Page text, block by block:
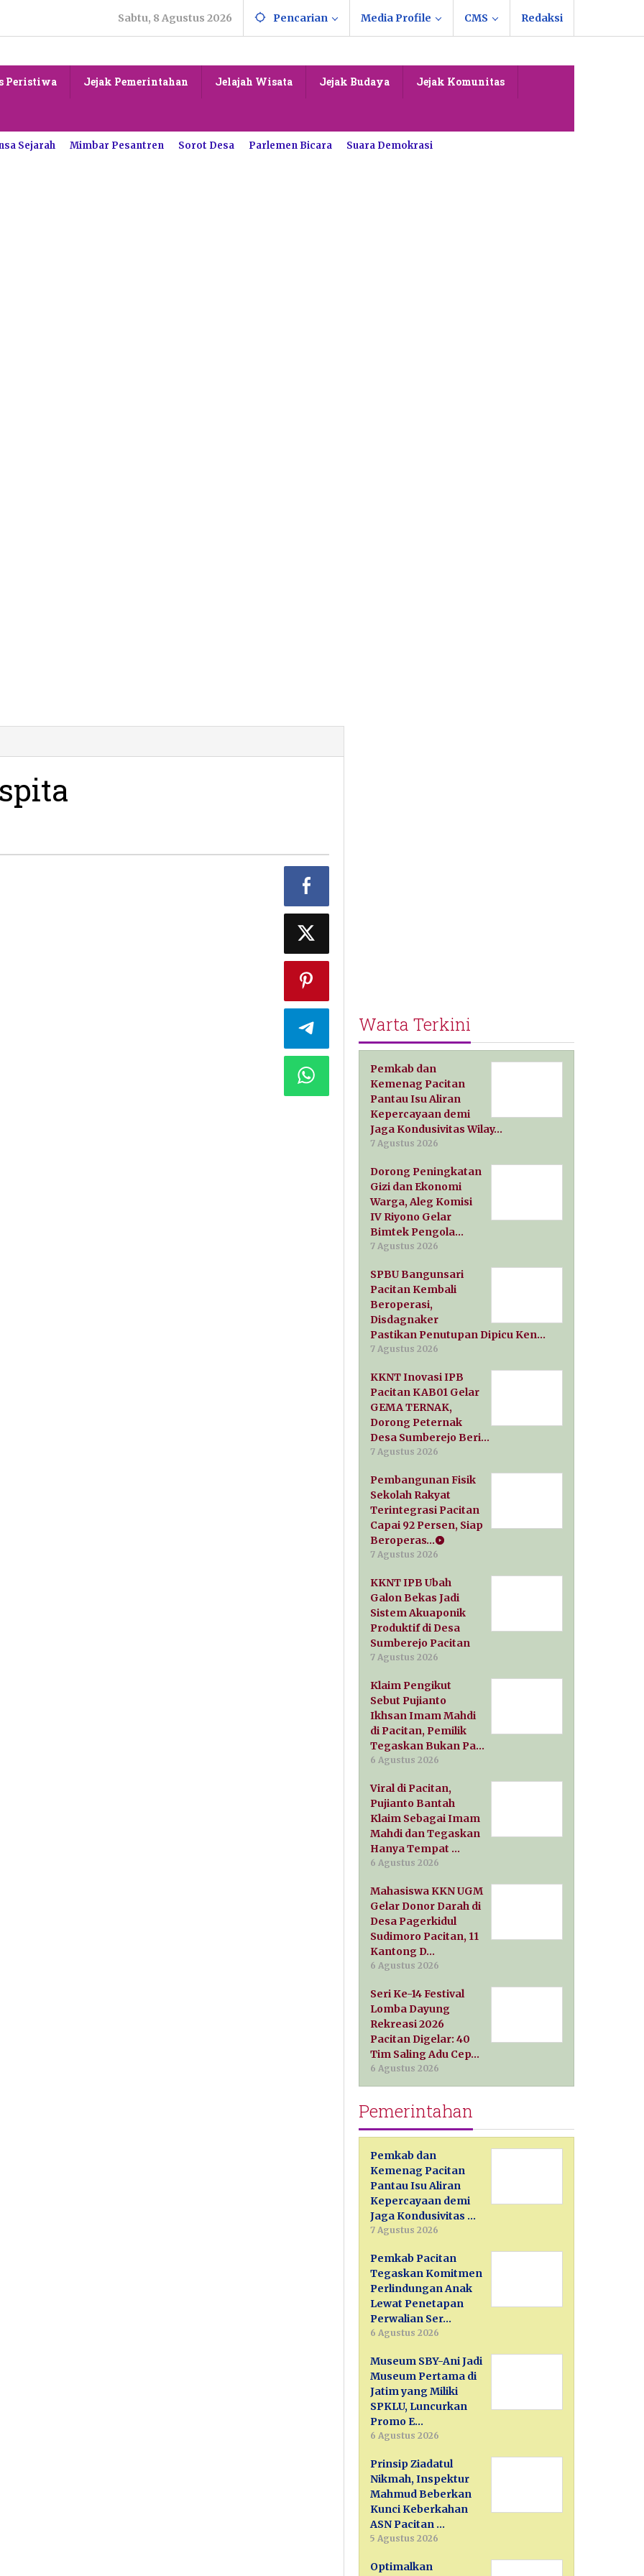
Sabtu, 8 Agustus 2026 Pencarian Media Profile CMS Redaksi
Peristiwa Jejak Pemerintahan Jelajah Wisata Jejak Budaya Jejak Komunitas
Sejarah Mimbar Pesantren Sorot Desa Parlemen Bicara Suara Demokrasi
Warta Terkini
Pemkab dan
Kemenag Pacitan
Pantau Isu Aliran
Kepercayaan demi
Jaga Kondusivitas Wilay…
7 Agustus 2026
Dorong Peningkatan
Gizi dan Ekonomi
Warga, Aleg Komisi
IV Riyono Gelar
Bimtek Pengola…
7 Agustus 2026
SPBU Bangunsari
Pacitan Kembali
Beroperasi,
Disdagnaker
Pastikan Penutupan Dipicu Ken…
7 Agustus 2026
KKNT Inovasi IPB
Pacitan KAB01 Gelar
GEMA TERNAK,
Dorong Peternak
Desa Sumberejo Beri…
7 Agustus 2026
Pembangunan Fisik
Sekolah Rakyat
Terintegrasi Pacitan
Capai 92 Persen, Siap
Beroperas…
7 Agustus 2026
KKNT IPB Ubah
Galon Bekas Jadi
Sistem Akuaponik
Produktif di Desa
Sumberejo Pacitan
7 Agustus 2026
Klaim Pengikut
Sebut Pujianto
Ikhsan Imam Mahdi
di Pacitan, Pemilik
Tegaskan Bukan Pa…
6 Agustus 2026
Viral di Pacitan,
Pujianto Bantah
Klaim Sebagai Imam
Mahdi dan Tegaskan
Hanya Tempat …
6 Agustus 2026
Mahasiswa KKN UGM
Gelar Donor Darah di
Desa Pagerkidul
Sudimoro Pacitan, 11
Kantong D…
6 Agustus 2026
Seri Ke-14 Festival
Lomba Dayung
Rekreasi 2026
Pacitan Digelar: 40
Tim Saling Adu Cep…
6 Agustus 2026
Pemerintahan
Pemkab dan
Kemenag Pacitan
Pantau Isu Aliran
Kepercayaan demi
Jaga Kondusivitas …
7 Agustus 2026
Pemkab Pacitan
Tegaskan Komitmen
Perlindungan Anak
Lewat Penetapan
Perwalian Ser…
6 Agustus 2026
Museum SBY-Ani Jadi
Museum Pertama di
Jatim yang Miliki
SPKLU, Luncurkan
Promo E…
6 Agustus 2026
Prinsip Ziadatul
Nikmah, Inspektur
Mahmud Beberkan
Kunci Keberkahan
ASN Pacitan …
5 Agustus 2026
Optimalkan